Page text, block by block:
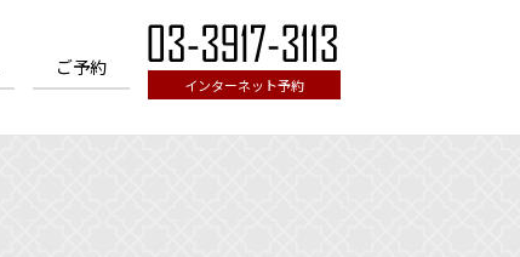
ご予約
インターネット予約